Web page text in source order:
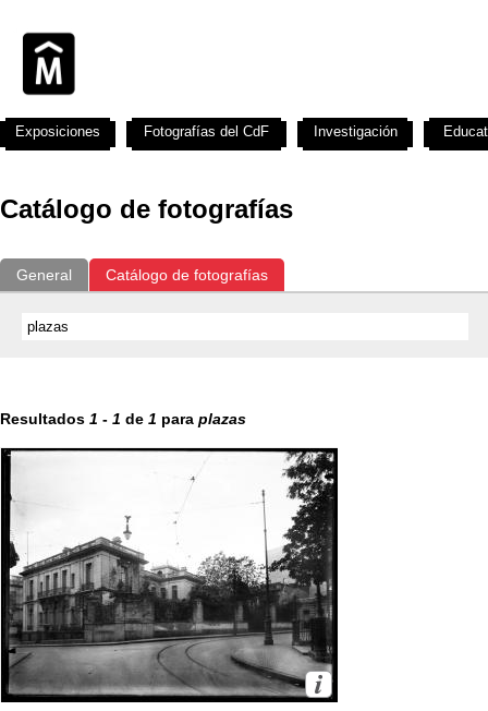
Catálogo de fotografías
General Catálogo de fotografías
Resultados 1 - 1 de 1 para plazas
Exposiciones Fotografías del CdF Investigación